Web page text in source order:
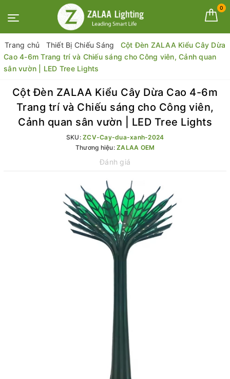
0
Trang chủ Thiết Bị Chiếu Sáng
Cột Đèn ZALAA Kiểu Cây Dừa
Cao 4-6m Trang trí và Chiếu sáng cho Công viên, Cảnh quan
sân vườn | LED Tree Lights
Cột Đèn ZALAA Kiểu Cây Dừa Cao 4-6m
Trang trí và Chiếu sáng cho Công viên,
Cảnh quan sân vườn | LED Tree Lights
SKU: ZCV-Cay-dua-xanh-2024
Thương hiệu: ZALAA OEM
Đánh giá